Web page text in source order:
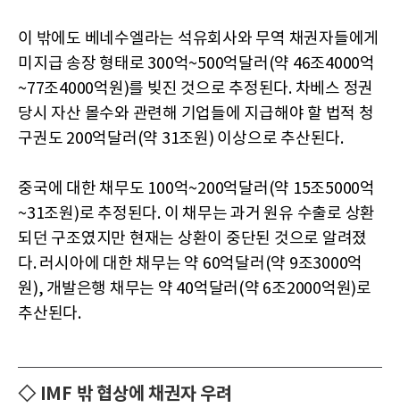
이 밖에도 베네수엘라는 석유회사와 무역 채권자들에게
미지급 송장 형태로 300억~500억달러(약 46조4000억
~77조4000억원)를 빚진 것으로 추정된다. 차베스 정권
당시 자산 몰수와 관련해 기업들에 지급해야 할 법적 청
구권도 200억달러(약 31조원) 이상으로 추산된다.
중국에 대한 채무도 100억~200억달러(약 15조5000억
~31조원)로 추정된다. 이 채무는 과거 원유 수출로 상환
되던 구조였지만 현재는 상환이 중단된 것으로 알려졌
다. 러시아에 대한 채무는 약 60억달러(약 9조3000억
원), 개발은행 채무는 약 40억달러(약 6조2000억원)로
추산된다.
◇ IMF 밖 협상에 채권자 우려